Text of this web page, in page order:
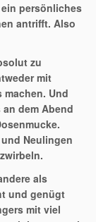
persönliches
antrifft. Also
zu
mit
machen. Und
dem Abend
Neulingen
als
und genügt
mit viel